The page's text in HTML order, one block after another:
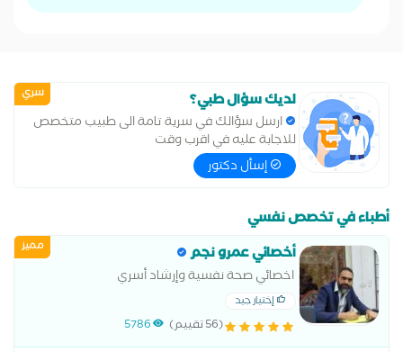
سري لديك سؤال طبي؟
ارسل سؤالك في سرية تامة الى طبيب متخصص
للاجابة عليه في اقرب وقت
إسأل دكتور
أطباء في تخصص نفسي
مميز أخصائي عمرو نجم
اخصائي صحة نفسية وإرشاد أسري
إختيار جيد
(56 تقييم) 5786